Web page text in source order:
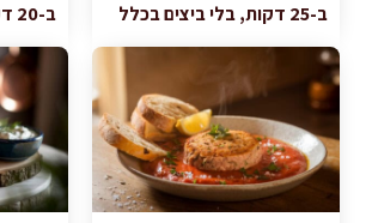
ב-25 דקות, בלי ביצים בכלל
ב-20 דקות עבודה, בלי בישול